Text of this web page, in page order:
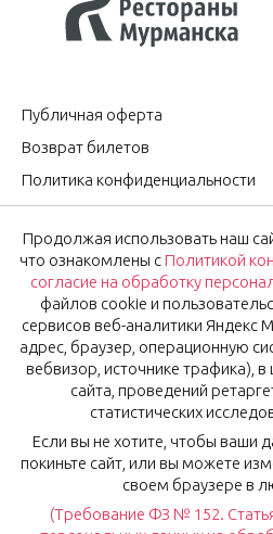
Публичная оферта
Возврат билетов
Политика конфиденциальности
Согласие на обработку
Оставить отзыв
Подписаться на новости
Нажимая на кнопку «Ok», вы
конфиденциальности
и даёте
персональных данных.
© Рестораны
Продолжая использовать наш
что ознакомлены с Политикой
согласие на обработку
файлов cookie и
сервисов веб-аналитики Яндекс
адрес, браузер, операционную
вебвизор, источнике трафика),
сайта, проведений
статистических
Если вы не хотите, чтобы ваши
покиньте сайт, или вы можете
своем браузере в
(Требование ФЗ № 152.